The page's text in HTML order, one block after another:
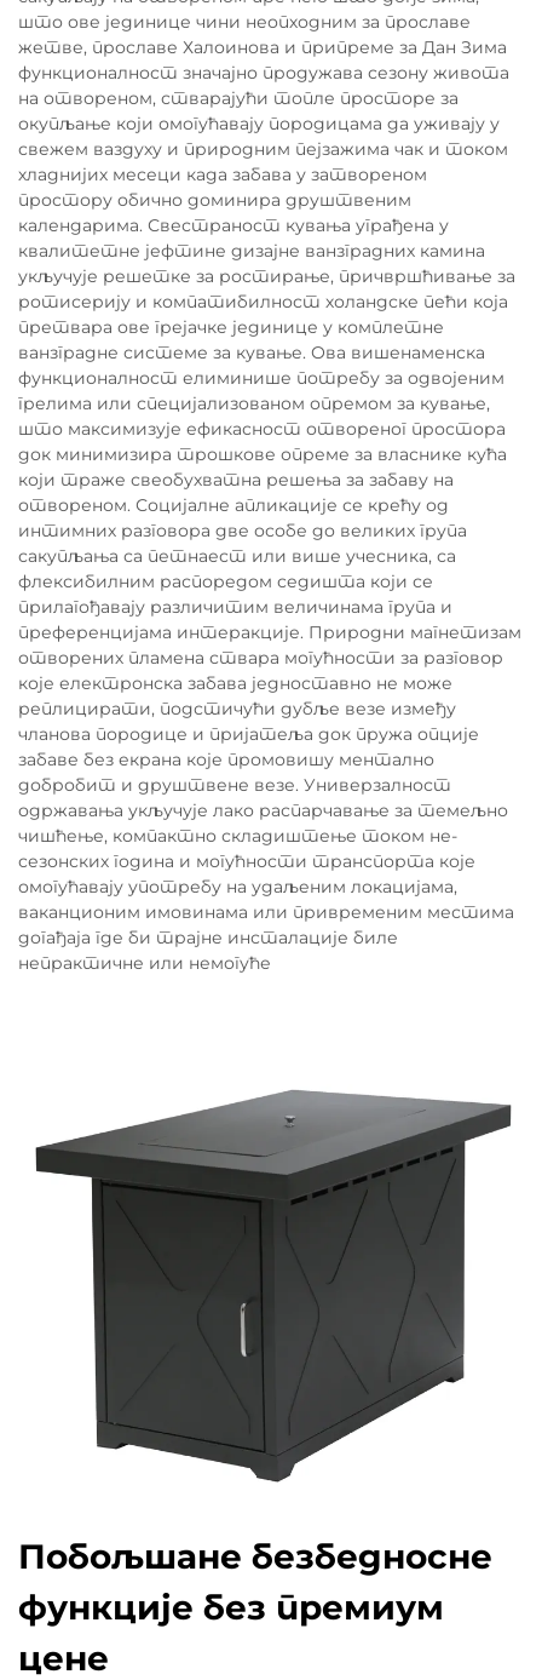
што ове јединице чини неопходним за прославе
жетве, прославе Халоинова и припреме за Дан Зима
функционалност значајно продужава сезону живота
на отвореном, стварајући топле просторе за
окупљање који омогућавају породицама да уживају у
свежем ваздуху и природним пејзажима чак и током
хладнијих месеци када забава у затвореном
простору обично доминира друштвеним
календарима. Свестраност кувања уграђена у
квалитетне јефтине дизајне ванзградних камина
укључује решетке за ростирање, причвршћивање за
ротисерију и компатибилност холандске пећи која
претвара ове грејачке јединице у комплетне
ванзградне системе за кување. Ова вишенаменска
функционалност елиминише потребу за одвојеним
грелима или специјализованом опремом за кување,
што максимизује ефикасност отвореног простора
док минимизира трошкове опреме за власнике кућа
који траже свеобухватна решења за забаву на
отвореном. Социјалне апликације се крећу од
интимних разговора две особе до великих група
сакупљања са петнаест или више учесника, са
флексибилним распоредом седишта који се
прилагођавају различитим величинама група и
преференцијама интеракције. Природни магнетизам
отворених пламена ствара могућности за разговор
које електронска забава једноставно не може
реплицирати, подстичући дубље везе између
чланова породице и пријатеља док пружа опције
забаве без екрана које промовишу ментално
добробит и друштвене везе. Универзалност
одржавања укључује лако распарчавање за темељно
чишћење, компактно складиштење током не-
сезонских година и могућности транспорта које
омогућавају употребу на удаљеним локацијама,
ваканционим имовинама или привременим местима
догађаја где би трајне инсталације биле
непрактичне или немогуће
Побољшане безбедносне
функције без премиум
цене